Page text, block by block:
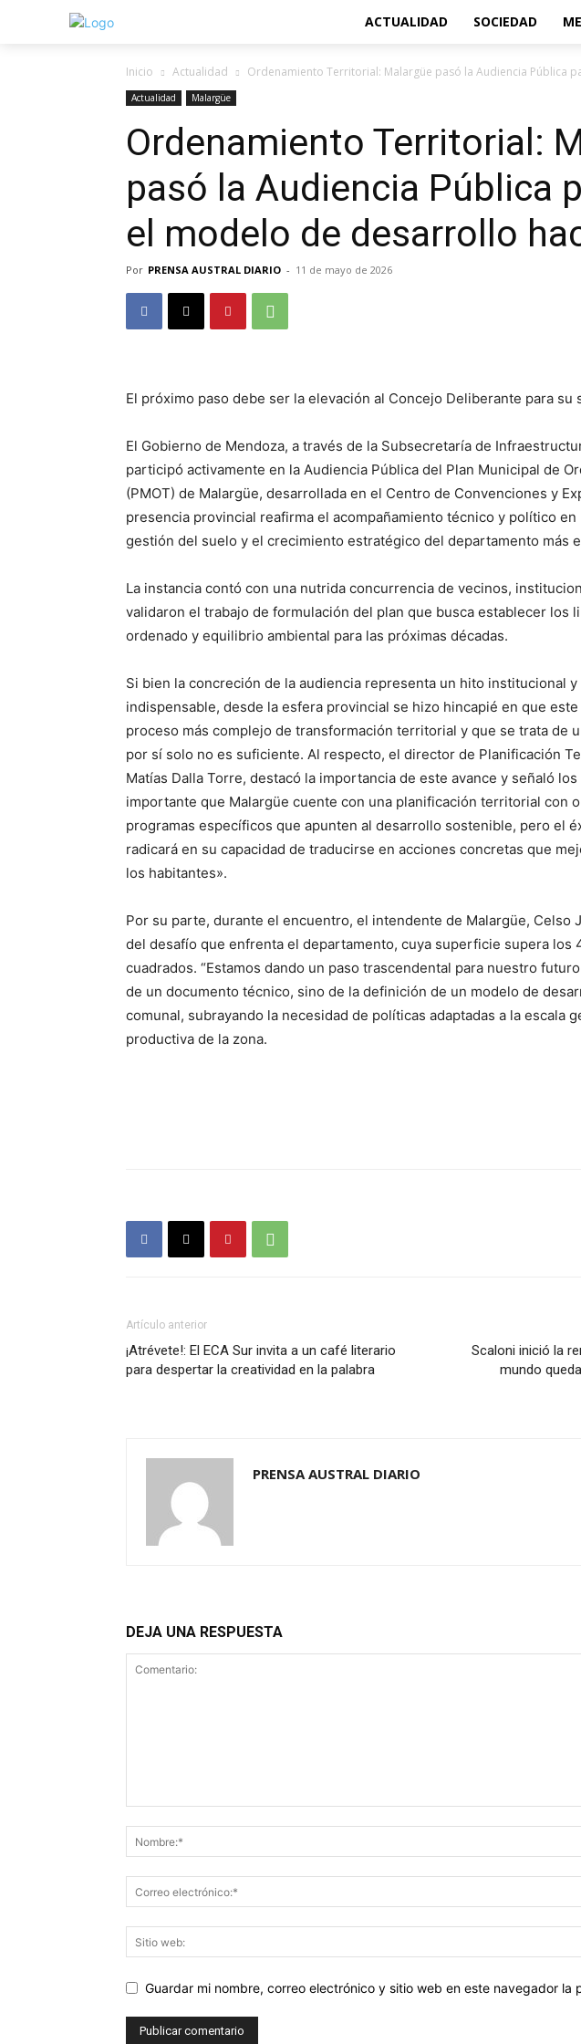
ACTUALIDAD SOCIEDAD
Inicio Actualidad Ordenamiento Territorial: Malargüe pasó la Audiencia Pública
Actualidad Malargüe
Ordenamiento Territorial:
pasó la Audiencia Pública
el modelo de desarrollo
Por PRENSA AUSTRAL DIARIO - 11 de mayo de 2026
El próximo paso debe ser la elevación al Concejo Deliberante para su
El Gobierno de Mendoza, a través de la Subsecretaría de
participó activamente en la Audiencia Pública del Plan Municipal de
(PMOT) de Malargüe, desarrollada en el Centro de Convenciones y
presencia provincial reafirma el acompañamiento técnico y político
gestión del suelo y el crecimiento estratégico del departamento más
La instancia contó con una nutrida concurrencia de vecinos,
validaron el trabajo de formulación del plan que busca establecer los
ordenado y equilibrio ambiental para las próximas décadas.
Si bien la concreción de la audiencia representa un hito institucional
indispensable, desde la esfera provincial se hizo hincapié en que
proceso más complejo de transformación territorial y que se trata de
por sí solo no es suficiente. Al respecto, el director de Planificación
Matías Dalla Torre, destacó la importancia de este avance y señaló
importante que Malargüe cuente con una planificación territorial con
programas específicos que apunten al desarrollo sostenible, pero el
radicará en su capacidad de traducirse en acciones concretas que
los habitantes».
Por su parte, durante el encuentro, el intendente de Malargüe, Celso
del desafío que enfrenta el departamento, cuya superficie supera los
cuadrados. “Estamos dando un paso trascendental para nuestro
de un documento técnico, sino de la definición de un modelo de
comunal, subrayando la necesidad de políticas adaptadas a la escala
productiva de la zona.
Artículo anterior
¡Atrévete!: El ECA Sur invita a un café literario
para despertar la creatividad en la palabra
Scaloni inició la
mundo
PRENSA AUSTRAL DIARIO
DEJA UNA RESPUESTA
Guardar mi nombre, correo electrónico y sitio web en este navegador la